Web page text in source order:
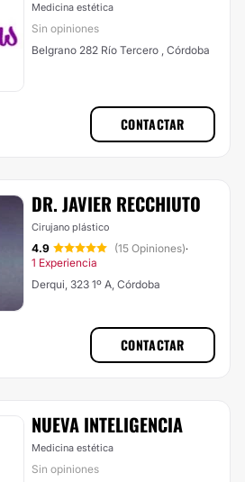
Medicina estética
Sin opiniones
Belgrano 282 Río Tercero , Córdoba
CONTACTAR
DR. JAVIER RECCHIUTO
Cirujano plástico
4.9 (15 Opiniones)·
1 Experiencia
Derqui, 323 1º A, Córdoba
CONTACTAR
NUEVA INTELIGENCIA
Medicina estética
Sin opiniones